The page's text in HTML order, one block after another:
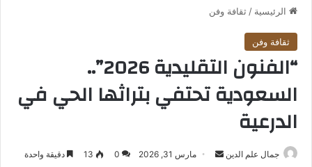
الرئيسية / ثقافة وفن
ثقافة وفن
“الفنون التقليدية 2026”..
السعودية تحتفي بتراثها الحي في
الدرعية
جمال علم الدين
أرسل مارس 31, 2026 0
13 دقيقة واحدة